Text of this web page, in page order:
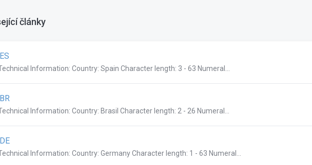
články
Information: Country: Spain Character length: 3 - 63 Numeral...
Information: Country: Brasil Character length: 2 - 26 Numeral...
Information: Country: Germany Character length: 1 - 63 Numeral...